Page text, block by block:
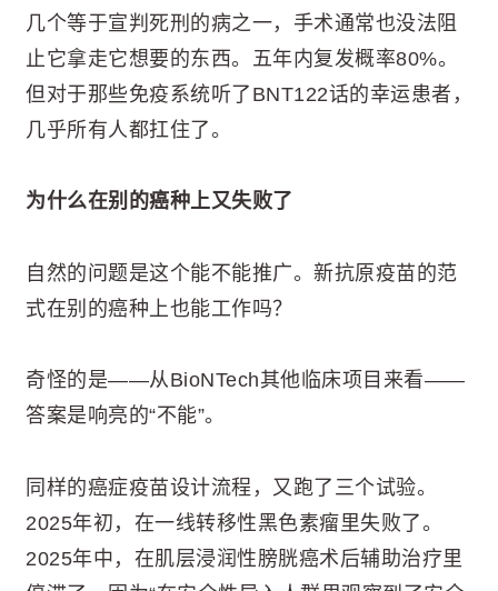
几个等于宣判死刑的病之一，手术通常也没法阻
止它拿走它想要的东西。五年内复发概率80%。
但对于那些免疫系统听了BNT122话的幸运患者，
几乎所有人都扛住了。
为什么在别的癌种上又失败了
自然的问题是这个能不能推广。新抗原疫苗的范
式在别的癌种上也能工作吗？
奇怪的是——从BioNTech其他临床项目来看——
答案是响亮的“不能”。
同样的癌症疫苗设计流程，又跑了三个试验。
2025年初，在一线转移性黑色素瘤里失败了。
2025年中，在肌层浸润性膀胱癌术后辅助治疗里